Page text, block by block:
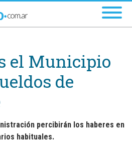
el Municipio
de
percibirán los haberes en
habituales.